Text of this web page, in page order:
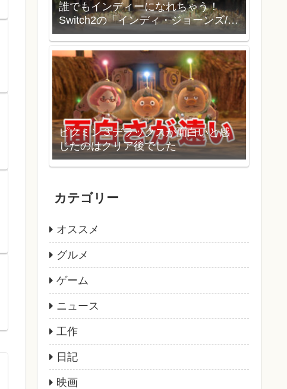
誰でもインディーになれちゃう！
Switch2の「インディ・ジョーンズ/大
いなる円環」を買いました。
ピクミン３デラックスが面白いと感
じたのはクリア後でした
カテゴリー
オススメ
グルメ
ゲーム
ニュース
工作
日記
映画